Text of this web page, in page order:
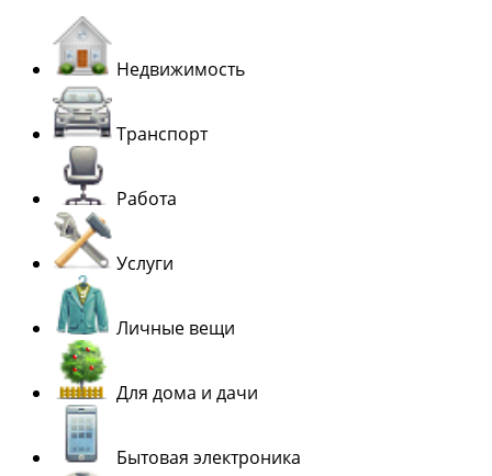
Недвижимость
Транспорт
Работа
Услуги
Личные вещи
Для дома и дачи
Бытовая электроника